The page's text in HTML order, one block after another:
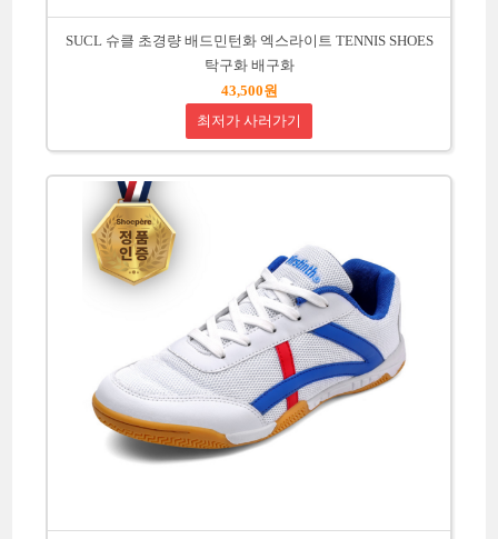
SUCL 슈클 초경량 배드민턴화 엑스라이트 TENNIS SHOES
탁구화 배구화
43,500원
최저가 사러가기